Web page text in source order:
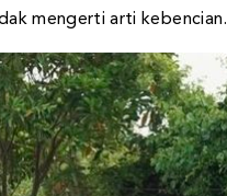
mengerti arti kebencian.